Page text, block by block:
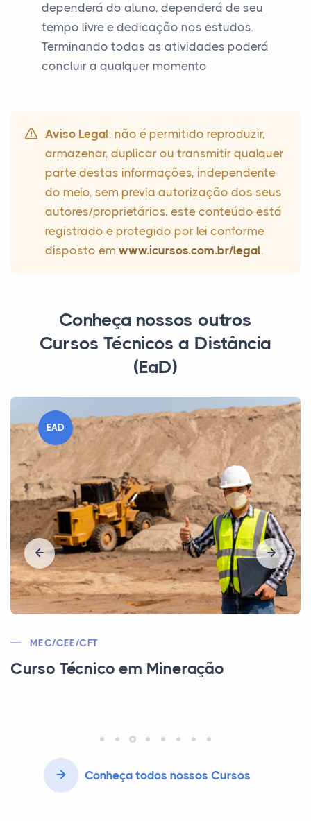
dependerá do aluno, dependerá de seu
tempo livre e dedicação nos estudos.
Terminando todas as atividades poderá
concluir a qualquer momento
Aviso Legal, não é permitido reproduzir,
armazenar, duplicar ou transmitir qualquer
parte destas informações, independente
do meio, sem previa autorização dos seus
autores/proprietários, este conteúdo está
registrado e protegido por lei conforme
disposto em www.icursos.com.br/legal.
Conheça nossos outros
Cursos Técnicos a Distância
(EaD)
EAD
MEC | CEE | CFTA
Curso Técnico em Agronegócios
Conheça todos nossos Cursos